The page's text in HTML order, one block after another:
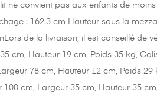
ne convient pas aux enfants de
: 162.3 cm Hauteur sous la
de la livraison, il est conseillé de
cm, Hauteur 19 cm, Poids 35 kg,
78 cm, Hauteur 12 cm, Poids 29
100 cm, Largeur 35 cm, Hauteur 35